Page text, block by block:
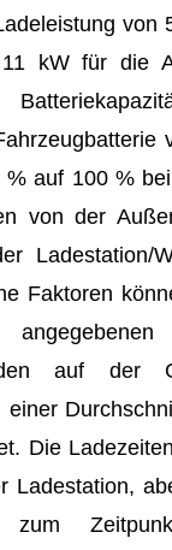
von
kW für die
% auf 100 %
von der
Ladestation/
Faktoren
auf der
einer
Die
Ladestation,
zum